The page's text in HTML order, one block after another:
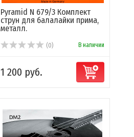
Pyramid N 679/3 Комплект
струн для балалайки прима,
металл.
(0) В наличии
1 200 руб.